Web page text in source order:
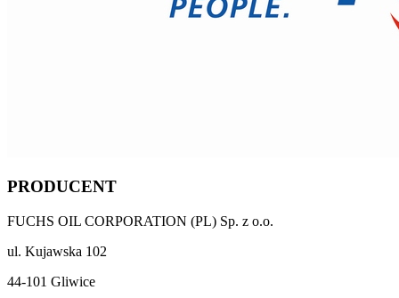
PRODUCENT
FUCHS OIL CORPORATION (PL) Sp. z o.o.
ul. Kujawska 102
44-101 Gliwice